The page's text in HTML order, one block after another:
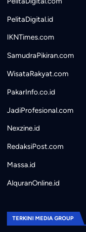
PelitaDigital.id
IKNTimes.com
SamudraPikiran.com
WisataRakyat.com
PakarInfo.co.id
JadiProfesional.com
Nexzine.id
RedaksiPost.com
Massa.id
AlquranOnline.id
TERKINI MEDIA GROUP